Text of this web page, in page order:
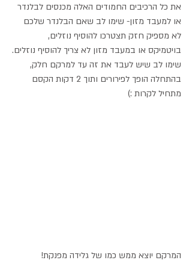
את כל הרכיבים החמודים האלה מכנסים לבלנדר
או למעבד מזון- שימו לב שאם הבלנדר שלכם
לא מספיק חזק תצטרכו להוסיף נוזלים,
בויטמיקס או במעבד מזון לא צריך להוסיף נוזלים.
שימו לב שיש לעבד את זה עד למרקם חלק,
בהתחלה הופך לפירורים ותוך 2 דקות הקסם
מתחיל לקרות :)
המרקם יוצא ממש כמו של גלידה מפנקת!